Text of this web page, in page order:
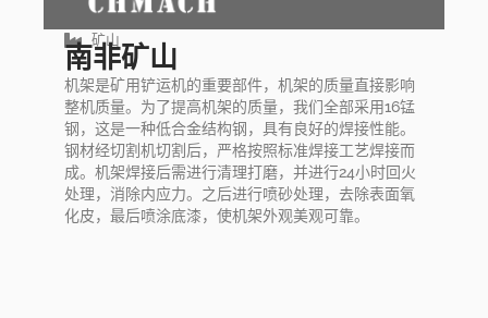
矿山
南非矿山
机架是矿用铲运机的重要部件，机架的质量直接影响
整机质量。为了提高机架的质量，我们全部采用16锰
钢，这是一种低合金结构钢，具有良好的焊接性能。
钢材经切割机切割后，严格按照标准焊接工艺焊接而
成。机架焊接后需进行清理打磨，并进行24小时回火
处理，消除内应力。之后进行喷砂处理，去除表面氧
化皮，最后喷涂底漆，使机架外观美观可靠。